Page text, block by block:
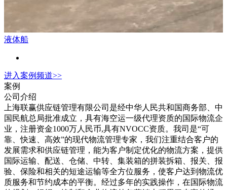
液体船
进入案例频道>>
案例
公司介绍
上海联赢供应链管理有限公司是经中华人民共和国商务部、中
国民航总局批准成立，具有海空运一级代理资质的国际物流企
业，注册资金1000万人民币,具有NVOCC资质。我司是“可
靠、快速、高效”的现代物流管理专家，我们注重结合客户的
发展需求和供应链管理，能为客户制定优化的物流方案，提供
国际运输、配送、仓储、中转、集装箱的拼装拆箱、报关、报
验、保险和相关的短途运输等全方位服务，使客户达到物流优
质服务和节约成本的平衡。经过多年的实践操作，在国际物流